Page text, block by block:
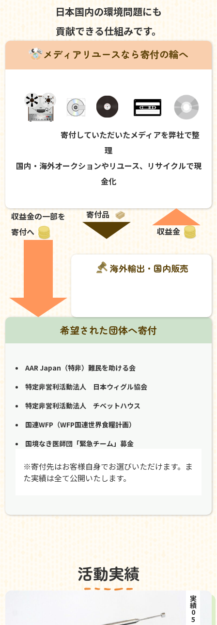
日本国内の環境問題にも
貢献できる仕組みです。
メディアリユースなら寄付の輪へ
寄付していただいたメディアを弊社で整
理
国内・海外オークションやリユース、リサイクルで現
金化
収益金の一部を
寄付へ
寄付品
収益金
海外輸出・国内販売
希望された団体へ寄付
AAR Japan（特非）難民を助ける会
特定非営利活動法人 日本ウィグル協会
特定非営利活動法人 チベットハウス
国連WFP（WFP国連世界食糧計画）
国境なき医師団「緊急チーム」募金
※寄付先はお客様自身でお選びいただけます。ま
た実績は全て公開いたします。
活動実績
実績05